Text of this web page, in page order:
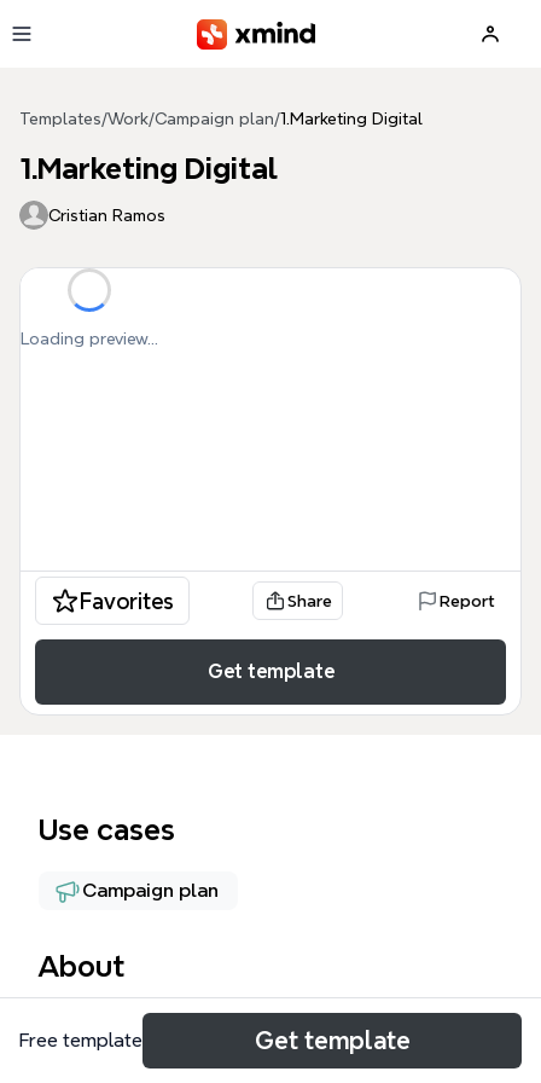
Templates/Work/Campaign plan/1.Marketing Digital
1.Marketing Digital
Cristian Ramos
Loading preview...
Favorites Share Report
Get template
Use cases
Campaign plan
About
Este 1.Marketing Digital mind map es una guía
exhaustiva que desglosa 167 nodos de
Free template Get template